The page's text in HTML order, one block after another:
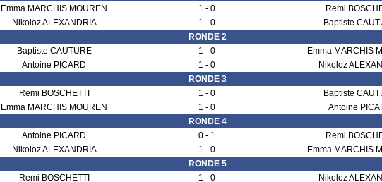
Emma MARCHIS MOUREN
1 - 0
Remi
Nikoloz ALEXANDRIA
1 - 0
Baptiste
RONDE 2
Baptiste CAUTURE
1 - 0
Emma MARCHIS
Antoine PICARD
1 - 0
Nikoloz
RONDE 3
Remi BOSCHETTI
1 - 0
Baptiste
Emma MARCHIS MOUREN
1 - 0
Antoine
RONDE 4
Antoine PICARD
0 - 1
Remi
Nikoloz ALEXANDRIA
1 - 0
Emma MARCHIS
RONDE 5
Remi BOSCHETTI
1 - 0
Nikoloz